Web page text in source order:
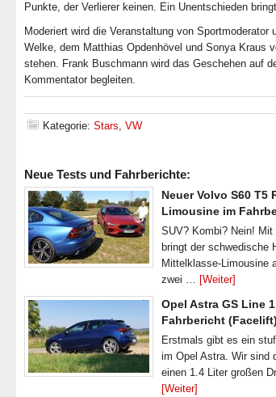
Punkte, der Verlierer keinen. Ein Unentschieden
Moderiert wird die Veranstaltung von Sportmoderator
Welke, dem Matthias Opdenhövel und Sonya Kraus
stehen. Frank Buschmann wird das Geschehen auf
Kommentator begleiten.
Kategorie: Stars, VW
Neue Tests und Fahrberichte:
Neuer Volvo S60 T5
Limousine im
SUV? Kombi? Nein!
bringt der schwedische
Mittelklasse-Limousine
zwei … [Weiter]
Opel Astra GS Line
Fahrbericht (Facelift)
Erstmals gibt es ein
im Opel Astra. Wir sind
einen 1.4 Liter großen
[Weiter]